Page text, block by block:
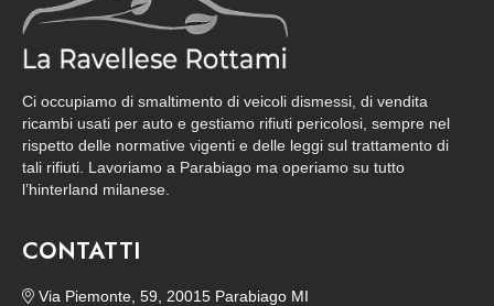
Ci occupiamo di smaltimento di veicoli dismessi, di vendita
ricambi usati per auto e gestiamo rifiuti pericolosi, sempre nel
rispetto delle normative vigenti e delle leggi sul trattamento di
tali rifiuti. Lavoriamo a Parabiago ma operiamo su tutto
l’hinterland milanese.
CONTATTI
Via Piemonte, 59, 20015 Parabiago MI